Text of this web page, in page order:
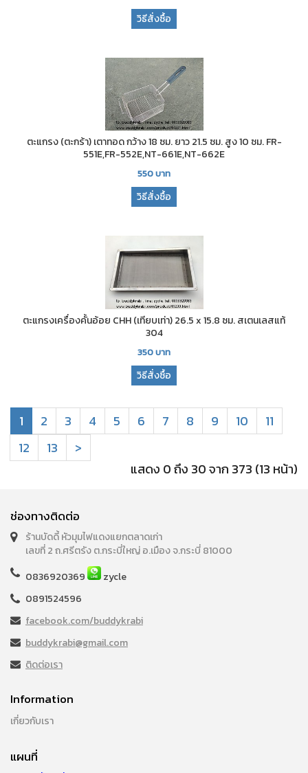
วิธีสั่งซื้อ
ตะแกรง (ตะกร้า) เตาทอด กว้าง 18 ซม. ยาว 21.5 ซม. สูง 10 ซม. FR-
551E,FR-552E,NT-661E,NT-662E
550บาท
วิธีสั่งซื้อ
ตะแกรงเครื่องคั้นอ้อย CHH (เทียบเท่า) 26.5 x 15.8 ซม. สเตนเลสแท้
304
350บาท
วิธีสั่งซื้อ
1 2 3 4 5 6 7 8 9 10
11
12
13
>
แสดง 0 ถึง 30 จาก 373 (13 หน้า)
ช่องทางติดต่อ
ร้านบัดดี้ หัวมุมไฟแดงแยกตลาดเก่า
เลขที่ 2 ถ.ศรีตรัง ต.กระบี่ใหญ่ อ.เมือง จ.กระบี่ 81000
0836920369
zycle
0891524596
facebook.com/buddykrabi
buddykrabi@gmail.com
ติดต่อเรา
Information
เกี่ยวกับเรา
แผนที่